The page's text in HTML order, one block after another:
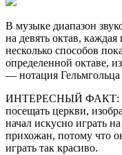
В музыке диапазон
на девять октав,
несколько способов
определенной октаве,
— нотация Гельмгольца
ИНТЕРЕСНЫЙ ФАКТ:
посещать церкви,
начал искусно играть
прихожан, потому что
играть так красиво.